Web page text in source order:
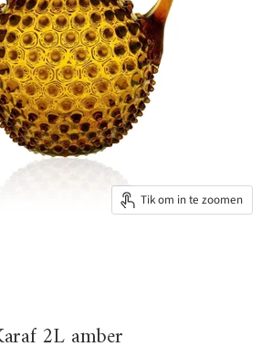
Tik om in te zoomen
2L amber